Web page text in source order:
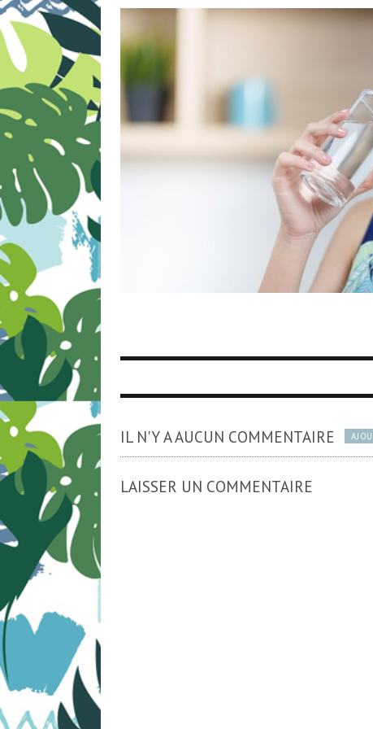
IL N'Y A AUCUN COMMENTAIRE
LAISSER UN COMMENTAIRE